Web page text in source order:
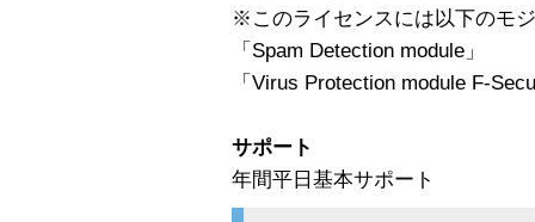
※このライセンスには以下のモ
「Spam Detection module」
「Virus Protection module F-
サポート
年間平日基本サポート